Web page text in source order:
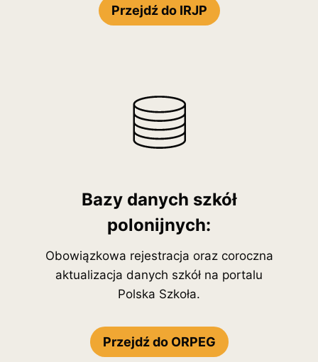
Przejdź do IRJP
Bazy danych szkół
polonijnych:
Obowiązkowa rejestracja oraz coroczna
aktualizacja danych szkół na portalu
Polska Szkoła.
Przejdź do ORPEG